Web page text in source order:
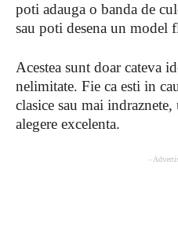
poti adauga o banda de
sau poti desena un model
Acestea sunt doar cateva
nelimitate. Fie ca esti in
clasice sau mai
alegere excelenta.
-